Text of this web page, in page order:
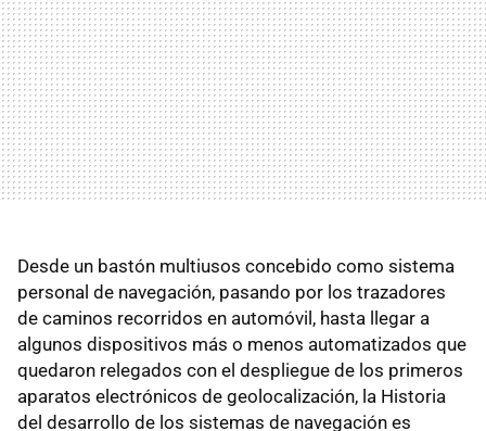
Desde un bastón multiusos concebido como sistema
personal de navegación, pasando por los trazadores
de caminos recorridos en automóvil, hasta llegar a
algunos dispositivos más o menos automatizados que
quedaron relegados con el despliegue de los primeros
aparatos electrónicos de geolocalización, la Historia
del desarrollo de los sistemas de navegación es